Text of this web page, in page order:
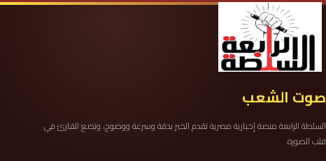
صوت الشعب
السلطة الرابعة منصة إخبارية مصرية تقدم الخبر بدقة وسرعة ووضوح، وتضع القارئ في
قلب الصورة.